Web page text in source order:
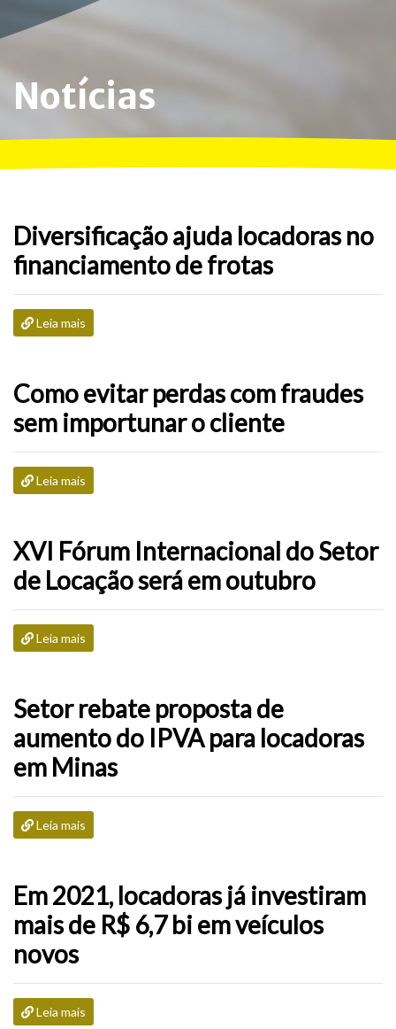
Notícias
Diversificação ajuda locadoras no
financiamento de frotas
Leia mais
Como evitar perdas com fraudes
sem importunar o cliente
Leia mais
XVI Fórum Internacional do Setor
de Locação será em outubro
Leia mais
Setor rebate proposta de
aumento do IPVA para locadoras
em Minas
Leia mais
Em 2021, locadoras já investiram
mais de R$ 6,7 bi em veículos
novos
Leia mais